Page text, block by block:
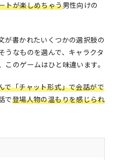
トが楽しめちゃう男性向けの
が書かれたいくつかの選択肢の
うなものを選んで、キャラクタ
のゲームはひと味違います。
で「チャット形式」で会話がで
で登場人物の温もりを感じられ